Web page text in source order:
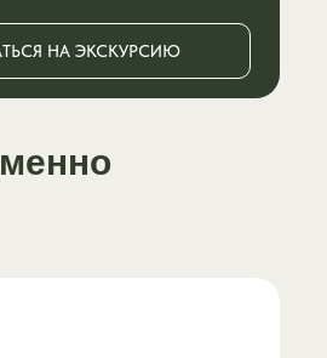
НА ЭКСКУРСИЮ